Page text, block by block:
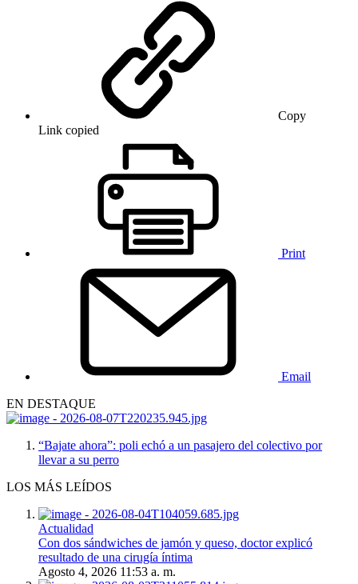
Copy
Link copied
Print
Email
EN DESTAQUE
“Bajate ahora”: poli echó a un pasajero del colectivo por
llevar a su perro
LOS MÁS LEÍDOS
Actualidad
Con dos sándwiches de jamón y queso, doctor explicó
resultado de una cirugía íntima
Agosto 4, 2026 11:53 a. m.